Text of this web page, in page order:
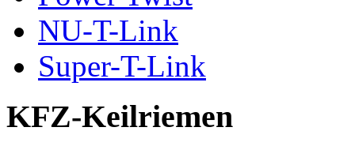
NU-T-Link
Super-T-Link
KFZ-Keilriemen